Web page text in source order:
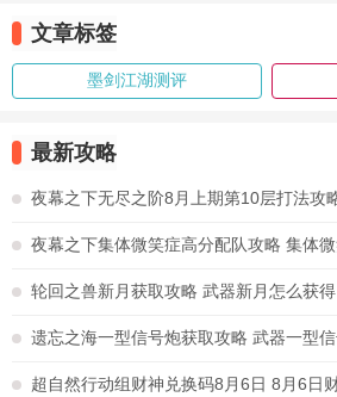
文章标签
墨剑江湖测评
最新攻略
轮回之兽新月获取攻略 武器新月怎么获得